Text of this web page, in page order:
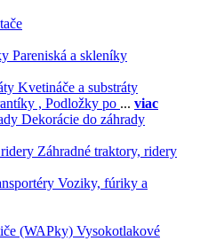
Pareniská a skleníky
Kvetináče a substráty
, Podložky po ... viac
Dekorácie do záhrady
Záhradné traktory, ridery
Voziky, fúriky a
Vysokotlakové